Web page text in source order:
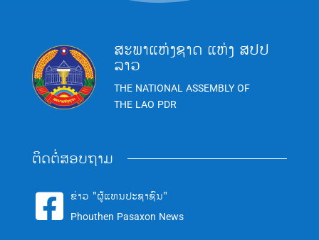
ສະພາແຫ່ງຊາດ ແຫ່ງ ສປປ
ລາວ
THE NATIONAL ASSEMBLY OF
THE LAO PDR
ຕິດຕໍ່ສອບຖາມ
 ຂ່າວ "ຜູ້ແທນປະຊາຊົນ"
Phouthen Pasaxon News